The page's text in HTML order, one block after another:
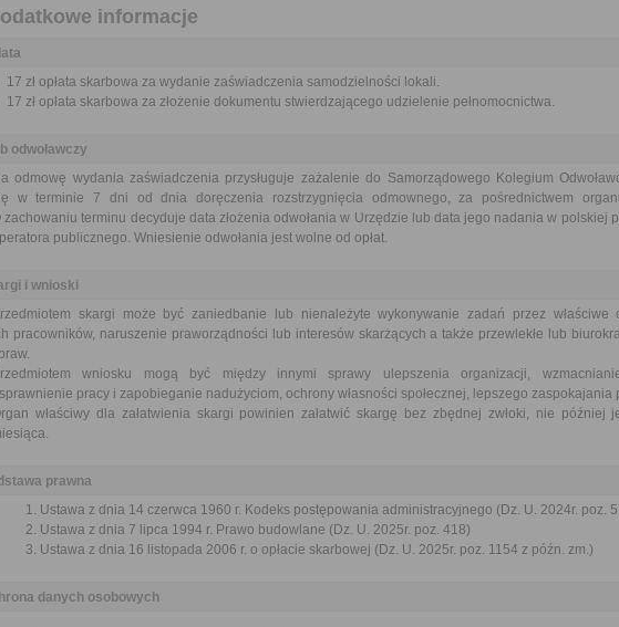
informacje
17 zł opłata skarbowa za wydanie zaświadczenia samodzielności lokali.
17 zł opłata skarbowa za złożenie dokumentu stwierdzającego udzielenie pełnomocnictwa.
odwoławczy
odmowę wydania zaświadczenia przysługuje zażalenie do Samorządowego Kolegium
w terminie 7 dni od dnia doręczenia rozstrzygnięcia odmownego, za pośrednictwem
zachowaniu terminu decyduje data złożenia odwołania w Urzędzie lub data jego nadania w polskiej
publicznego. Wniesienie odwołania jest wolne od opłat.
i wnioski
skargi może być zaniedbanie lub nienależyte wykonywanie zadań przez właściwe
pracowników, naruszenie praworządności lub interesów skarżących a także przewlekłe lub
wniosku mogą być między innymi sprawy ulepszenia organizacji,
pracy i zapobieganie nadużyciom, ochrony własności społecznej, lepszego zaspokajania
właściwy dla załatwienia skargi powinien załatwić skargę bez zbędnej zwłoki, nie później
prawna
Ustawa z dnia 14 czerwca 1960 r. Kodeks postępowania administracyjnego (Dz. U. 2024r. poz.
Ustawa z dnia 7 lipca 1994 r. Prawo budowlane (Dz. U. 2025r. poz. 418)
Ustawa z dnia 16 listopada 2006 r. o opłacie skarbowej (Dz. U. 2025r. poz. 1154 z późn. zm.)
danych osobowych